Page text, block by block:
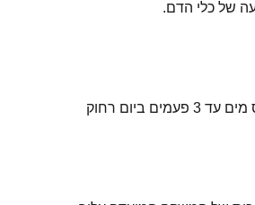
של כלי הדם.
1-כף ב ¾ כוס מים עד 3 פעמים ביום רחוק